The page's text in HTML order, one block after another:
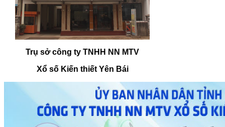
Trụ sở công ty TNHH NN MTV
Xổ số Kiến thiết Yên Bái